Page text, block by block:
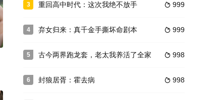
3  999
重回高中时代：这次我绝不放手
4  999
弃女归来：真千金手撕坏命剧本
5  998
古今两界跑龙套，老太我养活了全家
6  998
封狼居胥：霍去病